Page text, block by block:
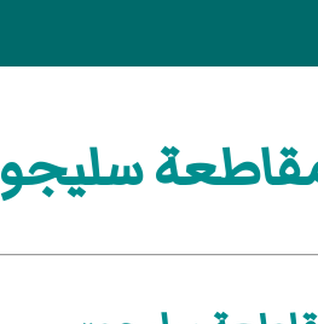
سليجو